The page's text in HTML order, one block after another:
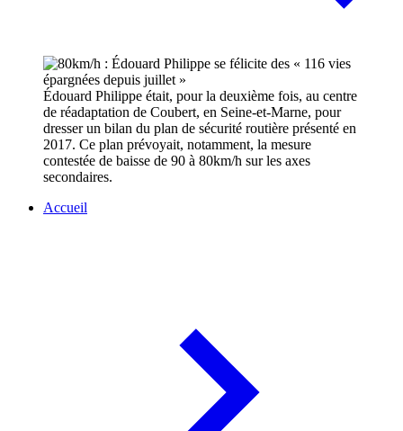
Édouard Philippe était, pour la deuxième fois, au centre
de réadaptation de Coubert, en Seine-et-Marne, pour
dresser un bilan du plan de sécurité routière présenté en
2017. Ce plan prévoyait, notamment, la mesure
contestée de baisse de 90 à 80km/h sur les axes
secondaires.
Accueil